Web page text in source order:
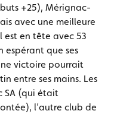
+25), Mérignac-
avec une meilleure
est en tête avec 53
espérant que ses
victoire pourrait
entre ses mains. Les
SA (qui était
l’autre club de